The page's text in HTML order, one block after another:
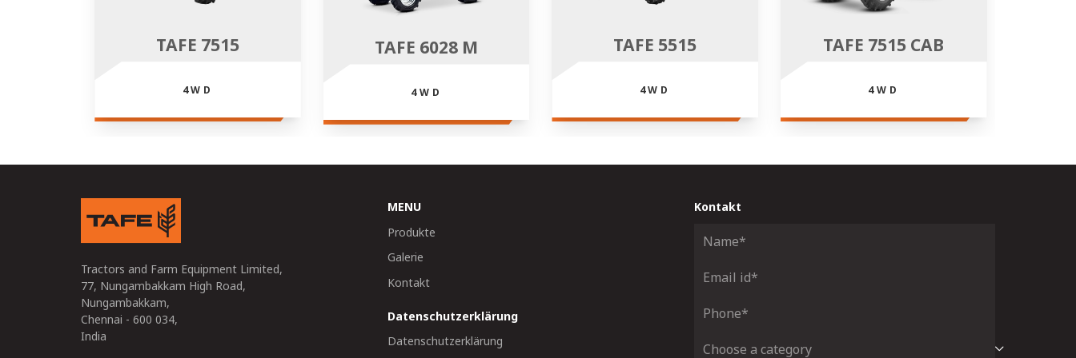
TAFE 7515
4WD
TAFE 6028 M
4WD
TAFE 5515
4WD
TAFE 7515 CAB
4WD
Tractors and Farm Equipment Limited,
77, Nungambakkam High Road,
Nungambakkam,
Chennai - 600 034,
India
Kontakt
MENU
Produkte
Galerie
Kontakt
Datenschutzerklärung
Datenschutzerklärung